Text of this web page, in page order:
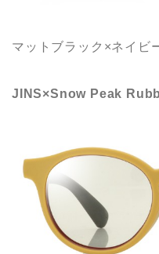
マットブラック×ネイビ
JINS×Snow Peak